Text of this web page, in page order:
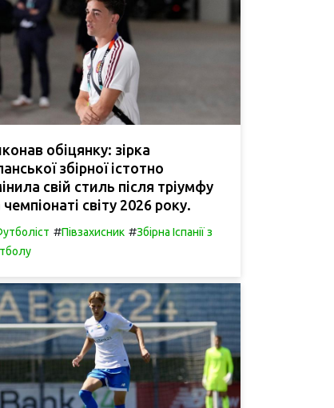
обіцянку: зірка
збірної істотно
свій стиль після тріумфу
чемпіонаті світу 2026 року.
#Півзахисник #Збірна Іспанії з